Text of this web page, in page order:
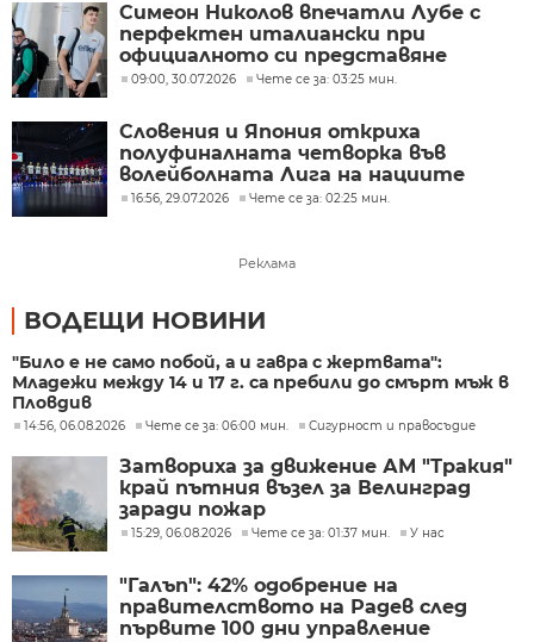
Симеон Николов впечатли Лубе с
перфектен италиански при
официалното си представяне
09:00, 30.07.2026 Чете се за: 03:25 мин.
Словения и Япония откриха
полуфиналната четворка във
волейболната Лига на нациите
16:56, 29.07.2026 Чете се за: 02:25 мин.
Реклама
ВОДЕЩИ НОВИНИ
"Било е не само побой, а и гавра с жертвата":
Младежи между 14 и 17 г. са пребили до смърт мъж в
Пловдив
14:56, 06.08.2026 Чете се за: 06:00 мин. Сигурност и правосъдие
Затвориха за движение АМ "Тракия"
край пътния възел за Велинград
заради пожар
15:29, 06.08.2026 Чете се за: 01:37 мин. У нас
"Галъп": 42% одобрение на
правителството на Радев след
първите 100 дни управление